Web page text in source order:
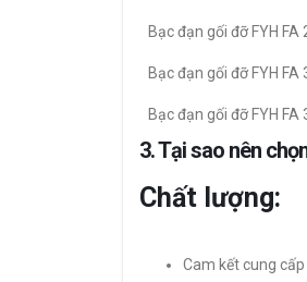
Bạc đạn gối đỡ FYH FA
Bạc đạn gối đỡ FYH FA
Bạc đạn gối đỡ FYH FA
3. Tại sao nên
Chất lượng:
Cam kết cung